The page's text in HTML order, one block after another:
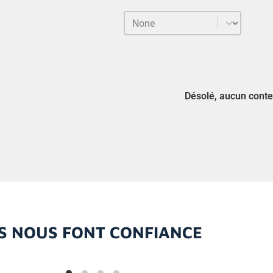
Sort
Trier le contenu
Désolé, aucun
NOUS FONT CONFIANCE